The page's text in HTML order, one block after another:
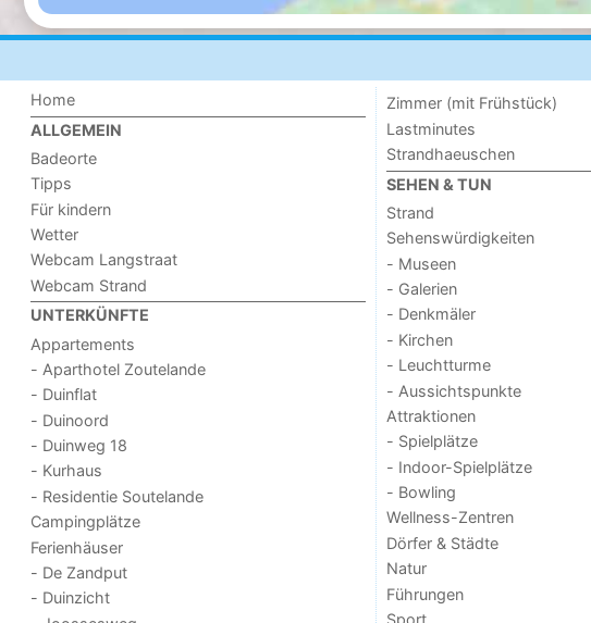
Home
ALLGEMEIN
Badeorte
Tipps
Für kindern
Wetter
Webcam Langstraat
Webcam Strand
UNTERKÜNFTE
Appartements
- Aparthotel Zoutelande
- Duinflat
- Duinoord
- Duinweg 18
- Kurhaus
- Residentie Soutelande
Campingplätze
Ferienhäuser
- De Zandput
- Duinzicht
Zimmer (mit Frühstück)
Lastminutes
Strandhaeuschen
SEHEN & TUN
Strand
Sehenswürdigkeiten
- Museen
- Galerien
- Denkmäler
- Kirchen
- Leuchtturme
- Aussichtspunkte
Attraktionen
- Spielplätze
- Indoor-Spielplätze
- Bowling
Wellness-Zentren
Dörfer & Städte
Natur
Führungen
Sport